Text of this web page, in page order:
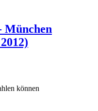
München
können